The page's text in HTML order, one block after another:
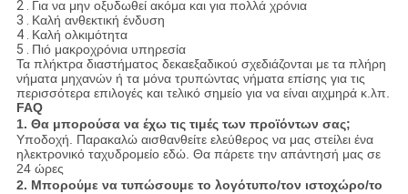
2 . Για να μην οξυδωθεί ακόμα και για πολλά χρόνια
3 . Καλή ανθεκτική ένδυση
4 . Καλή ολκιμότητα
5 . Πιό μακροχρόνια υπηρεσία
Τα πλήκτρα διαστήματος δεκαεξαδικού σχεδιάζονται με τα πλήρη
νήματα μηχανών ή τα μόνα τρυπώντας νήματα επίσης για τις
περισσότερα επιλογές και τελικό σημείο για να είναι αιχμηρά κ.λπ.
FAQ
1. Θα μπορούσα να έχω τις τιμές των προϊόντων σας;
Υποδοχή. Παρακαλώ αισθανθείτε ελεύθερος να μας στείλει ένα
ηλεκτρονικό ταχυδρομείο εδώ. Θα πάρετε την απάντησή μας σε
24 ώρες
2. Μπορούμε να τυπώσουμε το λογότυπο/τον ιστοχώρο/το